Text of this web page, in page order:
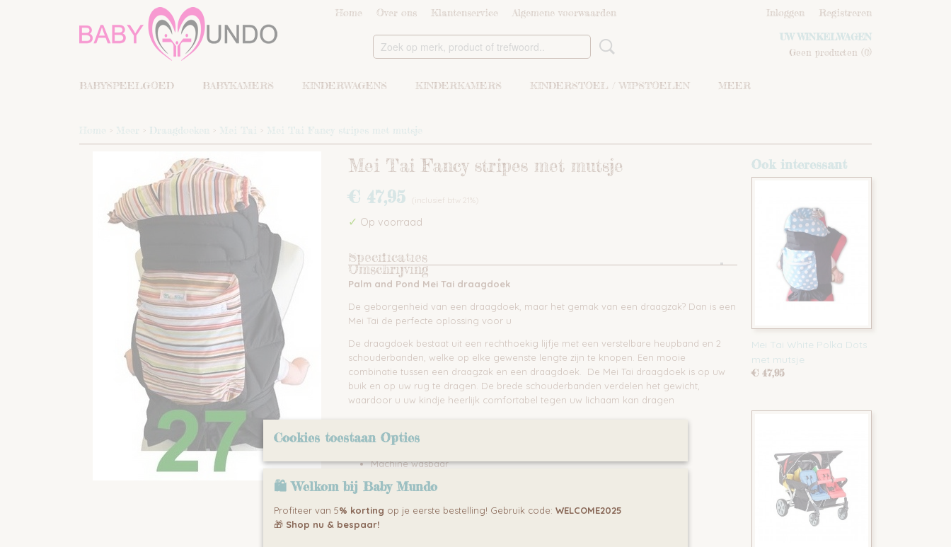
Home Over ons Klantenservice Algemene voorwaarden Inloggen Registreren
UW WINKELWAGEN
Geen producten (0)
BABYSPEELGOED BABYKAMERS KINDERWAGENS KINDERKAMERS KINDERSTOEL / WIPSTOELEN MEER
Home > Meer > Draagdoeken > Mei Tai > Mei Tai Fancy stripes met mutsje
Mei Tai Fancy stripes met mutsje
€ 47,95 (inclusief btw 21%)
✓ Op voorraad
Specificaties
Productcode
EAN code
Bruto gewicht
0,50 Kg
Omschrijving
Palm and Pond Mei Tai draagdoek
De geborgenheid van een draagdoek, maar het gemak van een draagzak? Dan is een
Mei Tai de perfecte oplossing voor u
De draagdoek bestaat uit een rechthoekig lijfje met een verstelbare heupband en 2
schouderbanden, welke op elke gewenste lengte zijn te knopen. Een mooie
combinatie tussen een draagzak en een draagdoek. De Mei Tai draagdoek is op uw
buik en op uw rug te dragen. De brede schouderbanden verdelen het gewicht,
waardoor u uw kindje heerlijk comfortabel tegen uw lichaam kan dragen
handig opbergzakje voor uw sleutels of telefoon
Machine wasbaar
specificaties:
schouderbanden: 150cm
Lijfje: 36 x 50 cm
Ook interessant
Mei Tai White Polka Dots
met mutsje
€ 47,95
Cookies toestaan Opties
🛍 Welkom bij Baby Mundo
Profiteer van 5% korting op je eerste bestelling! Gebruik code: WELCOME2025
🎁 Shop nu & bespaar!